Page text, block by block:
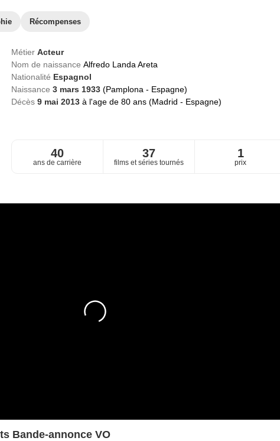
Récompenses
Métier Acteur
Nom de naissance Alfredo Landa Areta
Nationalité Espagnol
Naissance 3 mars 1933 (Pamplona - Espagne)
Décès 9 mai 2013 à l'age de 80 ans (Madrid - Espagne)
40
ans de carrière
37
films et séries tournés
1
prix
Bande-annonce VO